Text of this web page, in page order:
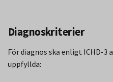
Diagnoskriterier
För diagnos ska enligt ICHD-3
uppfyllda: